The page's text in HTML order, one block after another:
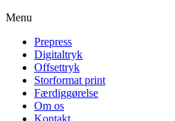
Menu
Prepress
Digitaltryk
Offsettryk
Storformat print
Færdiggørelse
Om os
Kontakt